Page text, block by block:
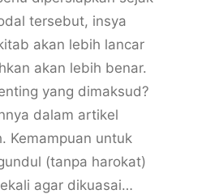
tersebut, insya
akan lebih lancar
akan lebih benar.
yang dimaksud?
dalam artikel
Kemampuan untuk
(tanpa harokat)
agar dikuasai…